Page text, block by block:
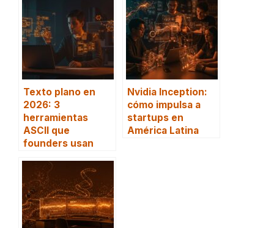
Texto plano en
2026: 3
herramientas
ASCII que
founders usan
Nvidia Inception:
cómo impulsa a
startups en
América Latina